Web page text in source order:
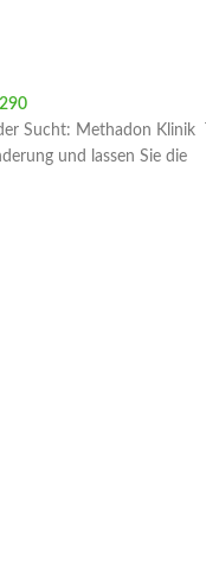
290
Sucht: Methadon Klinik
und lassen Sie die